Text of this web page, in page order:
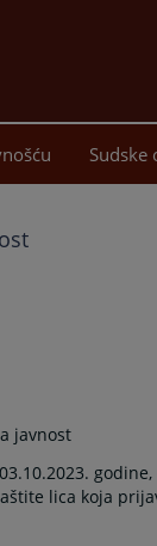
Sudske
javnost
lica koja